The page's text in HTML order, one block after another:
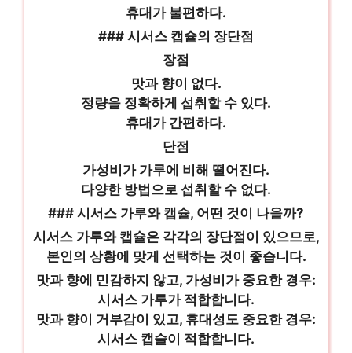
휴대가 불편하다.
### 시서스 캡슐의 장단점
장점
맛과 향이 없다.
정량을 정확하게 섭취할 수 있다.
휴대가 간편하다.
단점
가성비가 가루에 비해 떨어진다.
다양한 방법으로 섭취할 수 없다.
### 시서스 가루와 캡슐, 어떤 것이 나을까?
시서스 가루와 캡슐은 각각의 장단점이 있으므로,
본인의 상황에 맞게 선택하는 것이 좋습니다.
맛과 향에 민감하지 않고, 가성비가 중요한 경우:
시서스 가루가 적합합니다.
맛과 향이 거부감이 있고, 휴대성도 중요한 경우:
시서스 캡슐이 적합합니다.